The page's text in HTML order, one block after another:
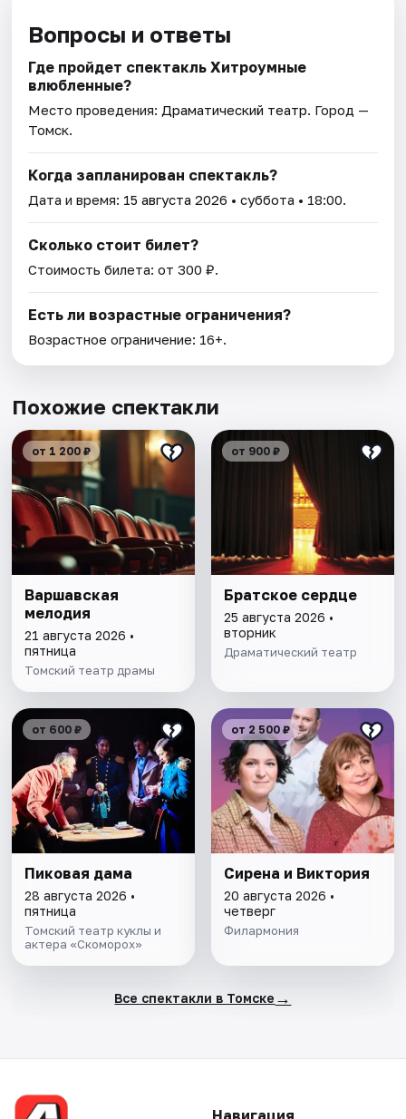
Вопросы и ответы
Где пройдет спектакль Хитроумные
влюбленные?
Место проведения: Драматический театр. Город —
Томск.
Когда запланирован спектакль?
Дата и время: 15 августа 2026 • суббота • 18:00.
Сколько стоит билет?
Стоимость билета: от 300 ₽.
Есть ли возрастные ограничения?
Возрастное ограничение: 16+.
Похожие спектакли
от 1 200 ₽
Варшавская
мелодия
21 августа 2026 •
пятница
Томский театр драмы
от 900 ₽
Братское сердце
25 августа 2026 •
вторник
Драматический театр
от 600 ₽
Пиковая дама
28 августа 2026 •
пятница
Томский театр куклы и
актера «Скоморох»
от 2 500 ₽
Сирена и Виктория
20 августа 2026 •
четверг
Филармония
Все спектакли в Томске →